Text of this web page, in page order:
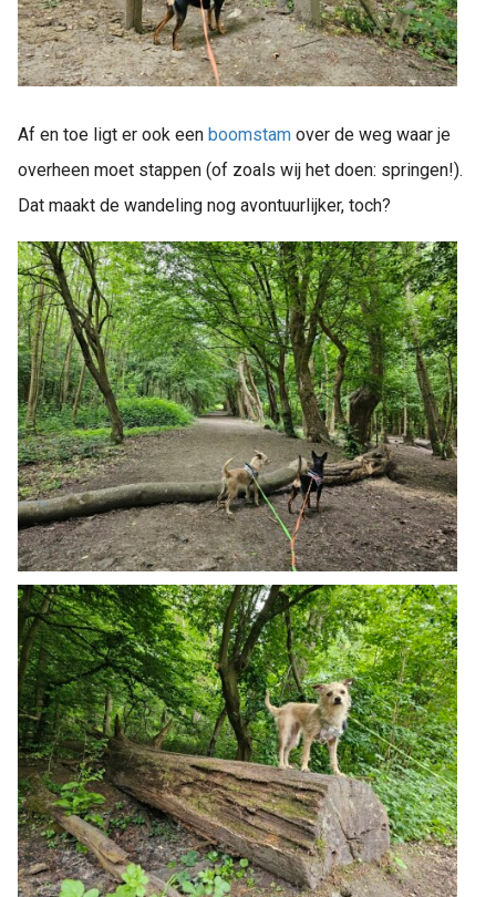
Af en toe ligt er ook een boomstam over de weg waar je
overheen moet stappen (of zoals wij het doen: springen!).
Dat maakt de wandeling nog avontuurlijker, toch?